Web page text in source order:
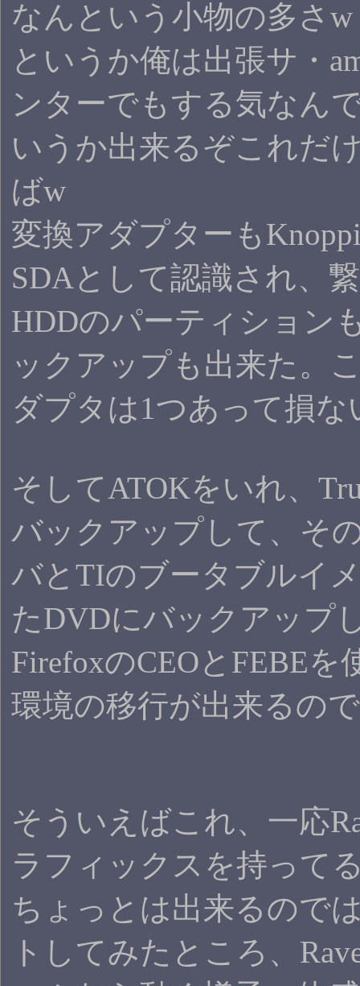
なんという小物の多さw
というか俺は出張サ・
ンターでもする気なん
いうか出来るぞこれだ
ばw
変換アダプターも
SDAとして認識され、
HDDのパーティション
ックアップも出来た。
ダプタは1つあって損な
そしてATOKをいれ、
バックアップして、そ
バとTIのブータブルイ
たDVDにバックアップ
FirefoxのCEOとFEBEを
環境の移行が出来るの
そういえばこれ、一応
ラフィックスを持って
ちょっとは出来るので
トしてみたところ、